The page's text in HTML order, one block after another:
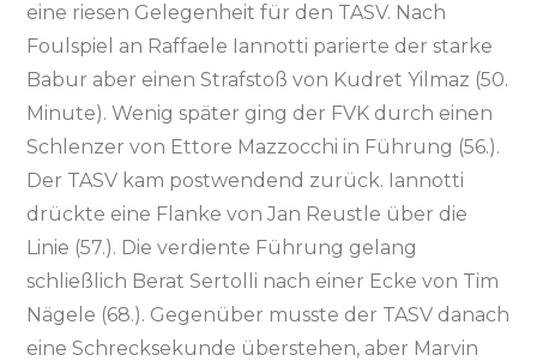
eine riesen Gelegenheit für den TASV. Nach
Foulspiel an Raffaele Iannotti parierte der starke
Babur aber einen Strafstoß von Kudret Yilmaz (50.
Minute). Wenig später ging der FVK durch einen
Schlenzer von Ettore Mazzocchi in Führung (56.).
Der TASV kam postwendend zurück. Iannotti
drückte eine Flanke von Jan Reustle über die
Linie (57.). Die verdiente Führung gelang
schließlich Berat Sertolli nach einer Ecke von Tim
Nägele (68.). Gegenüber musste der TASV danach
eine Schrecksekunde überstehen, aber Marvin